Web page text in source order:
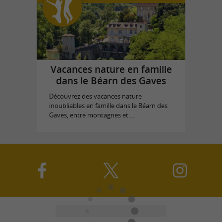
Vacances nature en famille
dans le Béarn des Gaves
Découvrez des vacances nature
inoubliables en famille dans le Béarn des
Gaves, entre montagnes et ...